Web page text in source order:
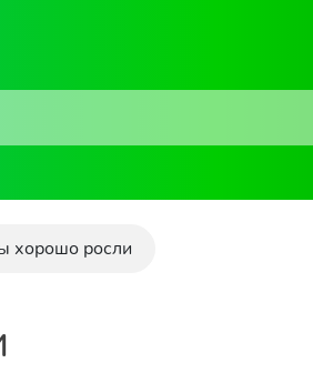
хорошо росли